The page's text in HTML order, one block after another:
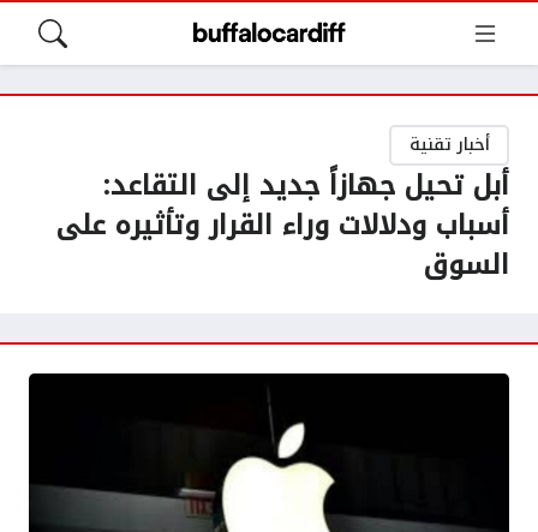
أخبار تقنية
أبل تحيل جهازاً جديد إلى التقاعد:
أسباب ودلالات وراء القرار وتأثيره على
السوق